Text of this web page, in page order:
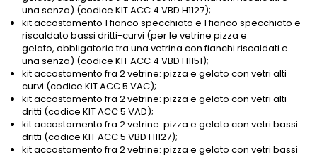
una senza) (codice KIT ACC 4 VBD H1127);
kit accostamento 1 fianco specchiato e 1 fianco specchiato e
riscaldato bassi dritti-curvi (per le vetrine pizza e
gelato, obbligatorio tra una vetrina con fianchi riscaldati e
una senza) (codice KIT ACC 4 VBD H1151);
kit accostamento fra 2 vetrine: pizza e gelato con vetri alti
curvi (codice KIT ACC 5 VAC);
kit accostamento fra 2 vetrine: pizza e gelato con vetri alti
dritti (codice KIT ACC 5 VAD);
kit accostamento fra 2 vetrine: pizza e gelato con vetri bassi
dritti (codice KIT ACC 5 VBD H1127);
kit accostamento fra 2 vetrine: pizza e gelato con vetri bassi